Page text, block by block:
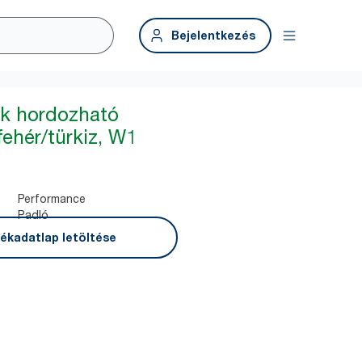
Bejelentkezés
hordozható
türkiz, W1
Performance
Padló
letöltése